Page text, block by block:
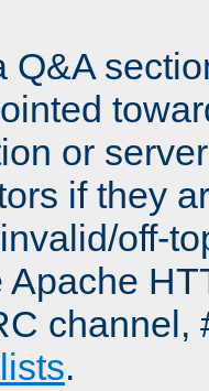
Q&A
or
if they
off-
Apache
channel,
.